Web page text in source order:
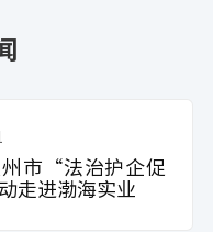
州市“法治护企促
走进渤海实业